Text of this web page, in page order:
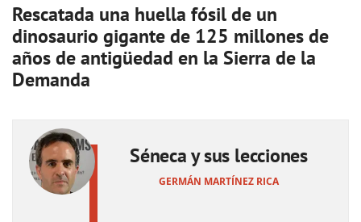
Rescatada una huella fósil de un
dinosaurio gigante de 125 millones de
años de antigüedad en la Sierra de la
Demanda
Séneca y sus lecciones
GERMÁN MARTÍNEZ RICA